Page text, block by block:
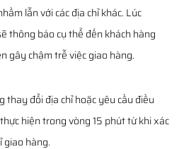
lẫn với các địa chỉ khác. Lúc
thông báo cụ thể đến khách hàng
gây chậm trễ việc giao hàng.
thay đổi địa chỉ hoặc yêu cầu điều
hiện trong vòng 15 phút từ khi xác
giao hàng.